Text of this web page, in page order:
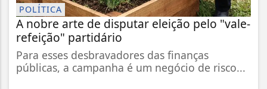
POLÍTICA
A nobre arte de disputar eleição pelo "vale-
refeição" partidário
Para esses desbravadores das finanças
públicas, a campanha é um negócio de risco...